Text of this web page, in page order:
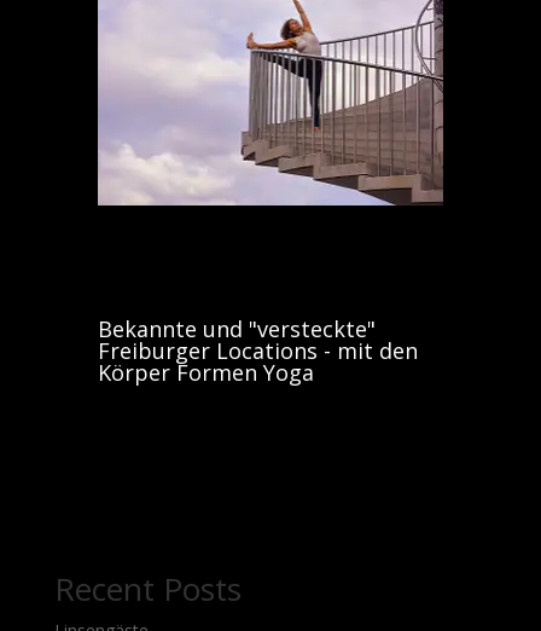
Bekannte und "versteckte"
Freiburger Locations - mit den
Körper Formen Yoga
Recent Posts